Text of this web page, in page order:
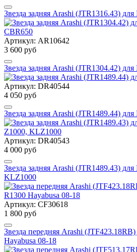
Звезда задняя Arashi (JTR1316.43)
Артикул: AR10642
3 600 руб
Звезда задняя Arashi (JTR1304.42)
Артикул: DR40544
4 050 руб
Звезда задняя Arashi (JTR1489.44)
Артикул: DR40543
4 000 руб
Звезда задняя Arashi (JTR1489.43)
KLZ1000
Артикул: CF30618
1 800 руб
Звезда передняя Arashi
Hayabusa 08-18